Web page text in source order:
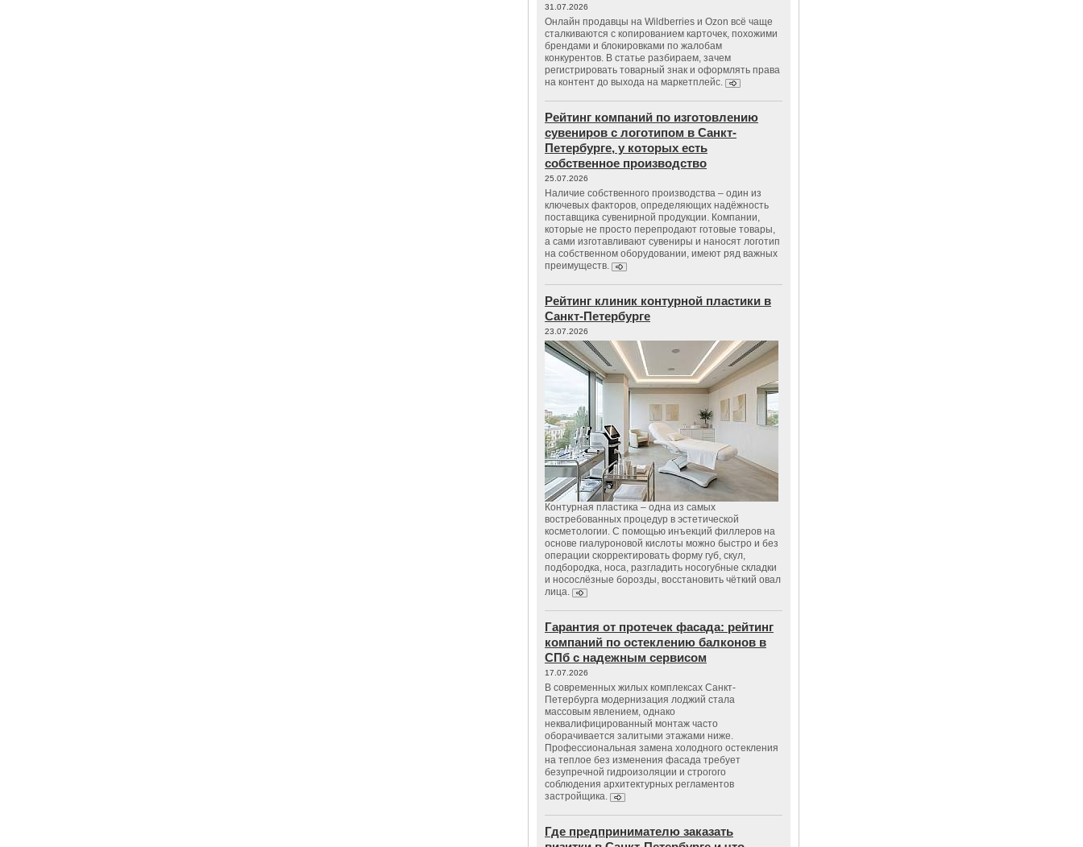
31.07.2026
Онлайн продавцы на Wildberries и Ozon всё чаще
сталкиваются с копированием карточек, похожими
брендами и блокировками по жалобам
конкурентов. В статье разбираем, зачем
регистрировать товарный знак и оформлять права
на контент до выхода на маркетплейс.
Рейтинг компаний по изготовлению
сувениров с логотипом в Санкт-
Петербурге, у которых есть
собственное производство
25.07.2026
Наличие собственного производства – один из
ключевых факторов, определяющих надёжность
поставщика сувенирной продукции. Компании,
которые не просто перепродают готовые товары,
а сами изготавливают сувениры и наносят логотип
на собственном оборудовании, имеют ряд важных
преимуществ.
Рейтинг клиник контурной пластики в
Санкт-Петербурге
23.07.2026
Контурная пластика – одна из самых
востребованных процедур в эстетической
косметологии. С помощью инъекций филлеров на
основе гиалуроновой кислоты можно быстро и без
операции скорректировать форму губ, скул,
подбородка, носа, разгладить носогубные складки
и носослёзные борозды, восстановить чёткий овал
лица.
Гарантия от протечек фасада: рейтинг
компаний по остеклению балконов в
СПб с надежным сервисом
17.07.2026
В современных жилых комплексах Санкт-
Петербурга модернизация лоджий стала
массовым явлением, однако
неквалифицированный монтаж часто
оборачивается залитыми этажами ниже.
Профессиональная замена холодного остекления
на теплое без изменения фасада требует
безупречной гидроизоляции и строгого
соблюдения архитектурных регламентов
застройщика.
Где предпринимателю заказать